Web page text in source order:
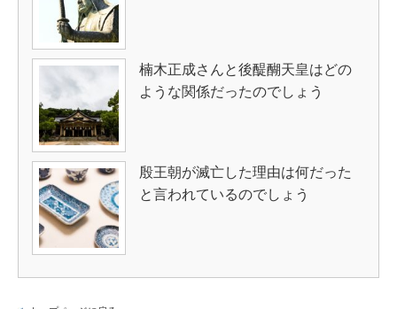
楠木正成さんと後醍醐天皇はどの
ような関係だったのでしょう
殷王朝が滅亡した理由は何だった
と言われているのでしょう